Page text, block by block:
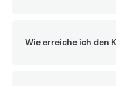
Wie erreiche ich den